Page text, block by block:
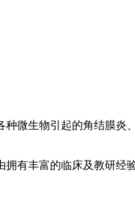
微生物引起的角结膜炎
有丰富的临床及教研经